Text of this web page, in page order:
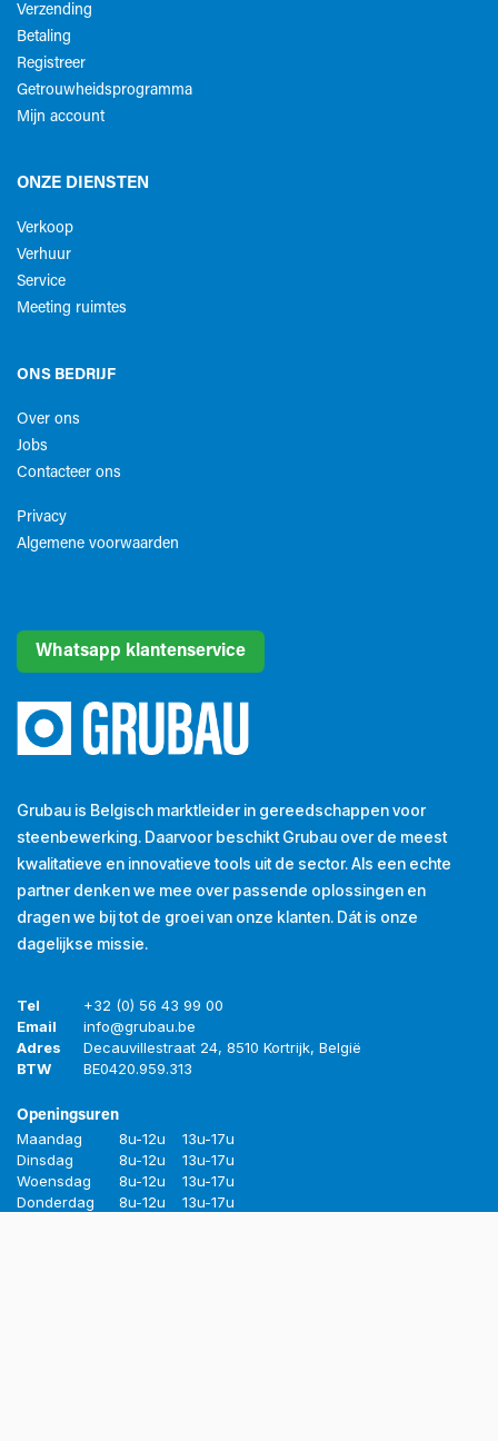
Verzending
Betaling
Registreer
Getrouwheidsprogramma
Mijn account
ONZE DIENSTEN
Verkoop
Verhuur
Service
Meeting ruimtes
ONS BEDRIJF
Over ons
Jobs
Contacteer ons
Privacy
Algemene voorwaarden​
Whatsapp klantenservice
Grubau is Belgisch marktleider in gereedschappen voor
steenbewerking. Daarvoor beschikt Grubau over de meest
kwalitatieve en innovatieve tools uit de sector. Als een echte
partner denken we mee over passende oplossingen en
dragen we bij tot de groei van onze klanten. Dát is onze
dagelijkse missie.
Tel
+32 (0) 56 43 99 00
Email
info@grubau.be
Adres
Decauvillestraat 24, 8510 Kortrijk, België
BTW
BE0420.959.313
Openingsuren
Maandag 8u-12u
13u-17u
Dinsdag
8u-12u
13u-17u
Woensdag
8u-12u
13u-17u
Donderdag
8u-12u
13u-17u